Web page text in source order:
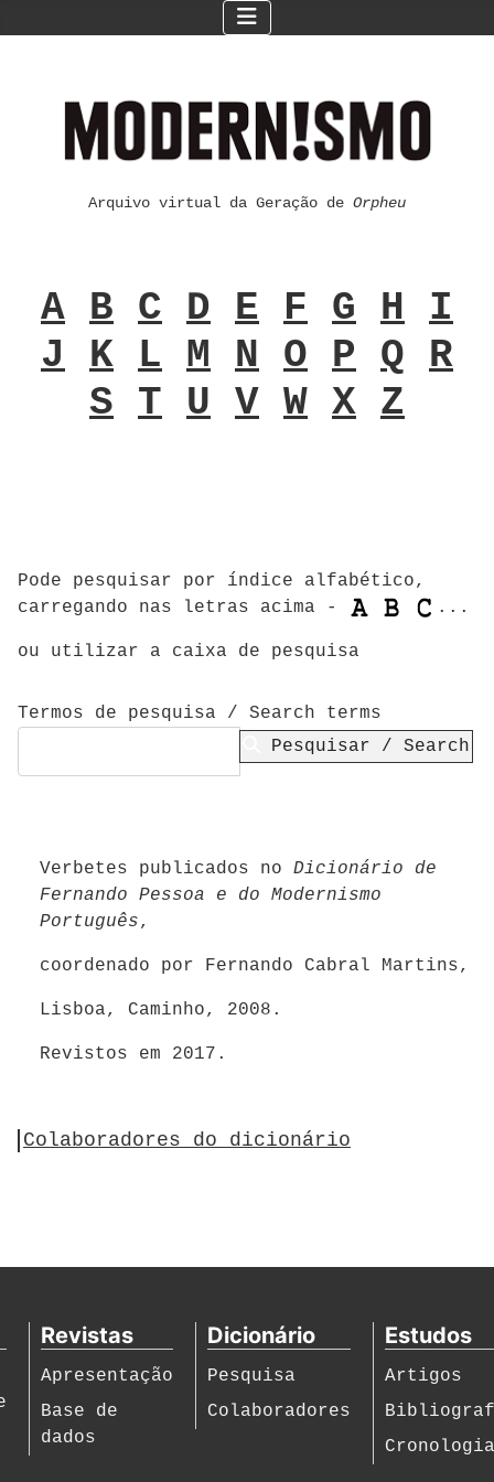
Arquivo virtual da Geração de Orpheu
A B C D E F G H
I
J
K L M N O P Q
R
S T U V W X Z
Pode pesquisar por índice alfabético,
carregando nas letras acima -
...
ou utilizar a caixa de pesquisa
Formulário de pesquisa
Termos de pesquisa / Search terms
Pesquisar / Search
Verbetes publicados no Dicionário de
Fernando Pessoa e do Modernismo
Português,
coordenado por Fernando Cabral Martins,
Lisboa, Caminho, 2008.
Revistos em 2017.
Colaboradores do dicionário
Revistas
Apresentação
Base de
dados
Dicionário
Pesquisa
Colaboradores
Estudos
Artigos